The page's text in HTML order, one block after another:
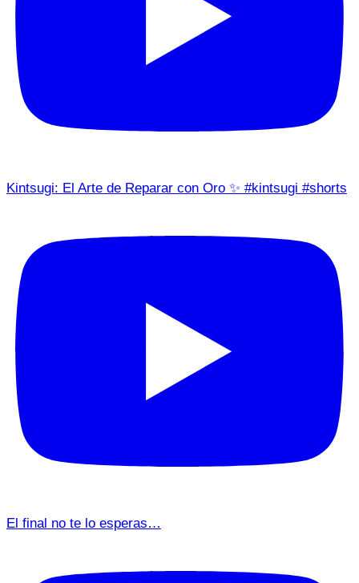
Kintsugi: El Arte de Reparar con Oro ✨ #kintsugi #shorts
El final no te lo esperas…